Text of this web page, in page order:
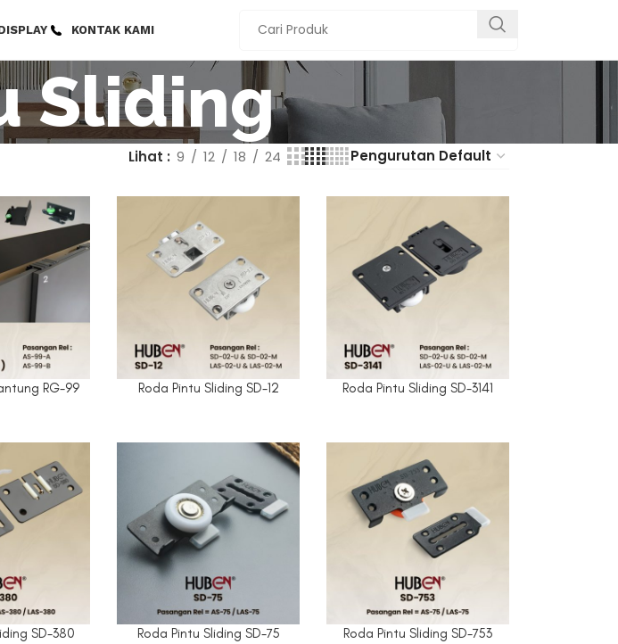
KONTAK KAMI
Sliding
Lihat 9 12 18 24
RG-99 Roda Pintu Sliding SD-12 Roda Pintu Sliding SD-3141
SD-380 Roda Pintu Sliding SD-75 Roda Pintu Sliding SD-753